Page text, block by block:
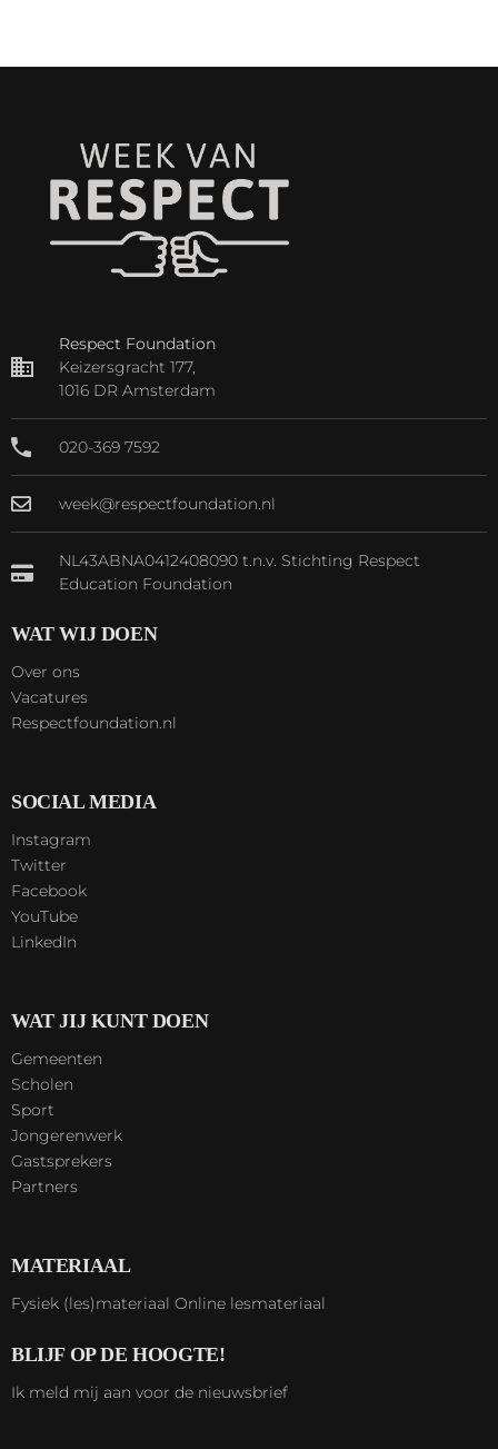
Respect Foundation
Keizersgracht 177,
1016 DR Amsterdam
020-369 7592
week@respectfoundation.nl
NL43ABNA0412408090 t.n.v. Stichting Respect
Education Foundation
WAT WIJ DOEN
Over ons
Vacatures
Respectfoundation.nl
SOCIAL MEDIA
Instagram
Twitter
Facebook
YouTube
LinkedIn
WAT JIJ KUNT DOEN
Gemeenten
Scholen
Sport
Jongerenwerk
Gastsprekers
Partners
MATERIAAL
Fysiek (les)materiaal Online lesmateriaal
BLIJF OP DE HOOGTE!
Ik meld mij aan voor de nieuwsbrief